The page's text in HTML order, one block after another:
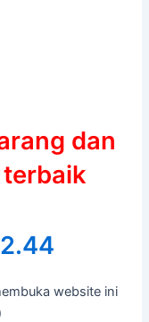
dan
website ini